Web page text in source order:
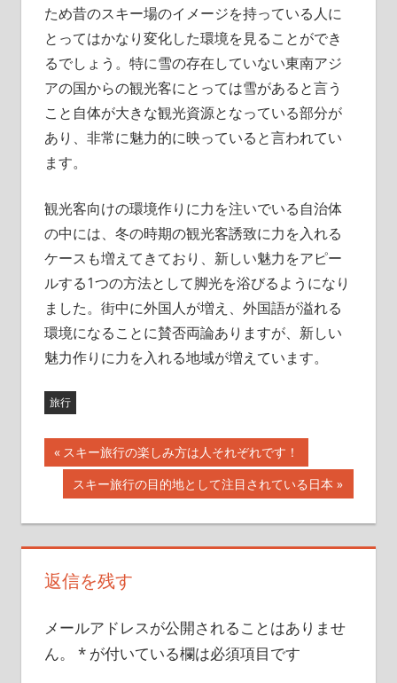
ため昔のスキー場のイメージを持っている人に
とってはかなり変化した環境を見ることができ
るでしょう。特に雪の存在していない東南アジ
アの国からの観光客にとっては雪があると言う
こと自体が大きな観光資源となっている部分が
あり、非常に魅力的に映っていると言われてい
ます。
観光客向けの環境作りに力を注いでいる自治体
の中には、冬の時期の観光客誘致に力を入れる
ケースも増えてきており、新しい魅力をアピー
ルする1つの方法として脚光を浴びるようになり
ました。街中に外国人が増え、外国語が溢れる
環境になることに賛否両論ありますが、新しい
魅力作りに力を入れる地域が増えています。
旅行
投
稿
ナ
ビ
ー
前
の
記
スキー旅行の楽しみ方は人それぞれです！
次
記
事:
スキー旅行の目的地として注目されている日本
返信を残す
メールアドレスが公開されることはありませ
ん。
*が付いている欄は必須項目です